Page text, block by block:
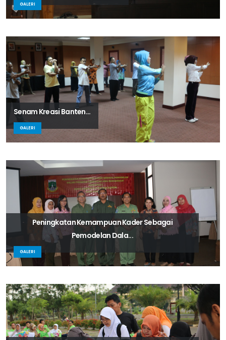
GALERI
Senam Kreasi Banten...
GALERI
Peningkatan Kemampuan Kader Sebagai
Pemodelan Dala...
GALERI